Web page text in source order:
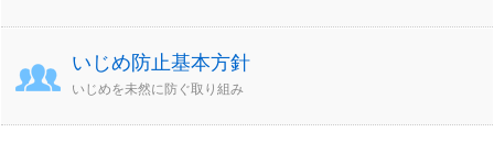
いじめ防止基本方針
いじめを未然に防ぐ取り組み